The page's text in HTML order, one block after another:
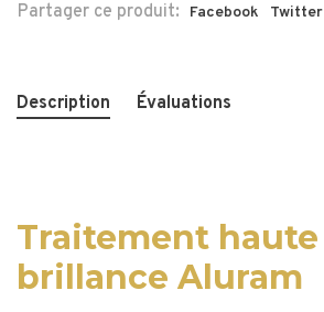
Partager ce produit: Facebook Twitter
Description Évaluations
Traitement haute
brillance Aluram